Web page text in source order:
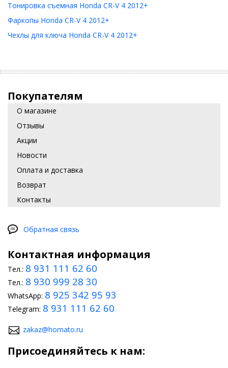
Тонировка съемная Honda CR-V 4 2012+
Фаркопы Honda CR-V 4 2012+
Чехлы для ключа Honda CR-V 4 2012+
Покупателям
О магазине
Отзывы
Акции
Новости
Оплата и доставка
Возврат
Контакты
Обратная связь
Контактная информация
Тел.: 8 931 111 62 60
Тел.: 8 930 999 28 30
WhatsApp: 8 925 342 95 93
Telegram: 8 931 111 62 60
zakaz@homato.ru
Присоединяйтесь к нам: